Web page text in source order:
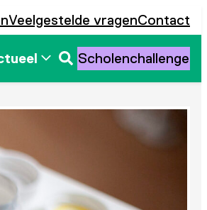
Veelgestelde vragenContact
Zoeken
openen
Scholenchallenge